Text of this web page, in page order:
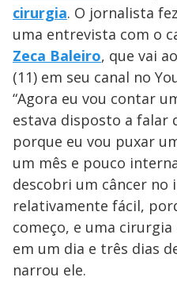
cirurgia. O jornalista
uma entrevista com o
Zeca Baleiro, que vai
(11) em seu canal no
“Agora eu vou contar
estava disposto a falar
porque eu vou puxar
um mês e pouco
descobri um câncer
relativamente fácil,
começo, e uma
em um dia e três dias
narrou ele.